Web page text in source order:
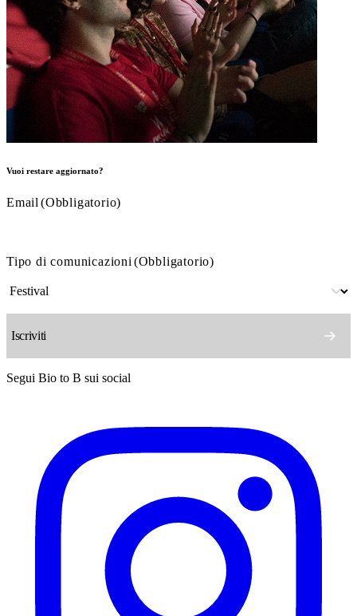
Vuoi restare aggiornato?
Email (Obbligatorio)
Tipo di comunicazioni (Obbligatorio)
Segui Bio to B sui social